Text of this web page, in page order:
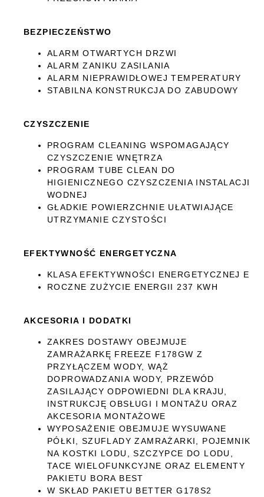
BEZPIECZEŃSTWO
ALARM OTWARTYCH DRZWI
ALARM ZANIKU ZASILANIA
ALARM NIEPRAWIDŁOWEJ TEMPERATURY
STABILNA KONSTRUKCJA DO ZABUDOWY
CZYSZCZENIE
PROGRAM CLEANING WSPOMAGAJĄCY
CZYSZCZENIE WNĘTRZA
PROGRAM TUBE CLEAN DO
HIGIENICZNEGO CZYSZCZENIA INSTALACJI
WODNEJ
GŁADKIE POWIERZCHNIE UŁATWIAJĄCE
UTRZYMANIE CZYSTOŚCI
EFEKTYWNOŚĆ ENERGETYCZNA
KLASA EFEKTYWNOŚCI ENERGETYCZNEJ E
ROCZNE ZUŻYCIE ENERGII 237 KWH
AKCESORIA I DODATKI
ZAKRES DOSTAWY OBEJMUJE
ZAMRAŻARKĘ FREEZE F178GW Z
PRZYŁĄCZEM WODY, WĄŻ
DOPROWADZANIA WODY, PRZEWÓD
ZASILAJĄCY ODPOWIEDNI DLA KRAJU,
INSTRUKCJĘ OBSŁUGI I MONTAŻU ORAZ
AKCESORIA MONTAŻOWE
WYPOSAŻENIE OBEJMUJE WYSUWANE
PÓŁKI, SZUFLADY ZAMRAŻARKI, POJEMNIK
NA KOSTKI LODU, SZCZYPCE DO LODU,
TACE WIELOFUNKCYJNE ORAZ ELEMENTY
PAKIETU BORA BEST
W SKŁAD PAKIETU BETTER G178S2